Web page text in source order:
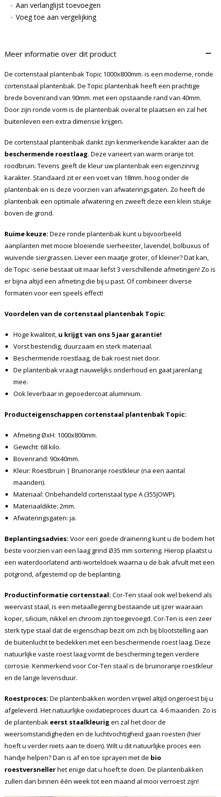
Aan verlanglijst toevoegen
Voeg toe aan vergelijking
Meer informatie over dit product –
De cortenstaal plantenbak Topic 1000x800mm. is een moderne, ronde
cortenstaal plantenbak. De Topic plantenbak heeft een prachtige
brede bovenrand van 90mm. met een opstaande rand van 40mm.
Door zijn ronde vorm is de plantenbak overal te plaatsen en zal het
buitenleven een extra dimensie krijgen.
De cortenstaal plantenbak dankt zijn kenmerkende karakter aan de
beschermende roestlaag. Deze varieert van warm oranje tot
roodbruin. Tevens geeft de kleur uw plantenbak een eigenzinnig
karakter. Standaard zit er een voet van 18mm. hoog onder de
plantenbak en is deze voorzien van afwateringsgaten. Zo heeft de
plantenbak een optimale afwatering en zweeft deze een klein stukje
boven de grond.
Ruime keuze: Deze ronde plantenbak kunt u bijvoorbeeld
aanplanten met mooie bloeiende sierheester, lavendel, bolbuxus of
wuivende siergrassen. Liever een maatje groter, of kleiner? Dat kan,
de Topic -serie bestaat uit maar liefst 3 verschillende afmetingen! Zo is
er bijna altijd een afmeting die bij u past. Of combineer diverse
formaten voor een speels effect!
Voordelen van de cortenstaal plantenbak Topic:
Hoge kwaliteit, u krijgt van ons 5 jaar garantie!
Vorst bestendig, duurzaam en sterk materiaal.
Beschermende roestlaag, de bak roest niet door.
De plantenbak vraagt nauwelijks onderhoud en gaat jarenlang
mee.
Ook leverbaar in gepoedercoat aluminium.
Producteigenschappen cortenstaal plantenbak Topic:
Afmeting ØxH: 1000x800mm.
Gewicht: 68 kilo.
Bovenrand: 90x40mm.
Kleur: Roestbruin | Bruinoranje roestkleur (na een aantal
maanden).
Materiaal: Onbehandeld cortenstaal type A (355JOWP).
Materiaaldikte: 2mm.
Afwateringsgaten: ja.
Beplantingsadvies: Voor een goede drainering kunt u de bodem het
beste voorzien van een laag grind Ø35 mm sortering. Hierop plaatst u
een waterdoorlatend anti-worteldoek waarna u de bak afvult met een
potgrond, afgestemd op de beplanting.
Productinformatie cortenstaal: Cor-Ten staal ook wel bekend als
weervast staal, is een metaallegering bestaande uit ijzer waaraan
koper, silicium, nikkel en chroom zijn toegevoegd. Cor-Ten is een zeer
sterk type staal dat de eigenschap bezit om zich bij blootstelling aan
de buitenlucht te bedekken met een beschermende roest laag. Deze
natuurlijke vaste roest laag vormt de bescherming tegen verdere
corrosie. Kenmerkend voor Cor-Ten staal is de bruinoranje roestkleur
en de lange levensduur.
Roestproces: De plantenbakken worden vrijwel altijd ongeroest bij u
afgeleverd. Het natuurlijke oxidatieproces duurt ca. 4-6 maanden. Zo is
de plantenbak eerst staalkleurig en zal het door de
weersomstandigheden en de luchtvochtigheid gaan roesten (hier
hoeft u verder niets aan te doen). Wilt u dit natuurlijke proces een
handje helpen? Dan is af en toe sprayen met de bio
roestversnellerhet enige dat u hoeft te doen. De plantenbakken
zullen dan binnen één week tot een maand al mooi verroest zijn!